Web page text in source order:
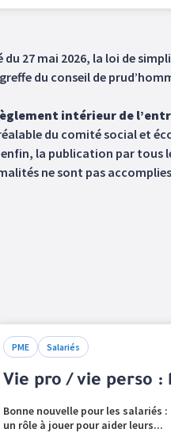
du 27 mai 2026, la loi de
du conseil de
intérieur de
du comité social et
la publication par tous
ne sont pas
PME Salariés
Vie pro / vie perso
Bonne nouvelle pour les salariés
un rôle à jouer pour aider leurs...